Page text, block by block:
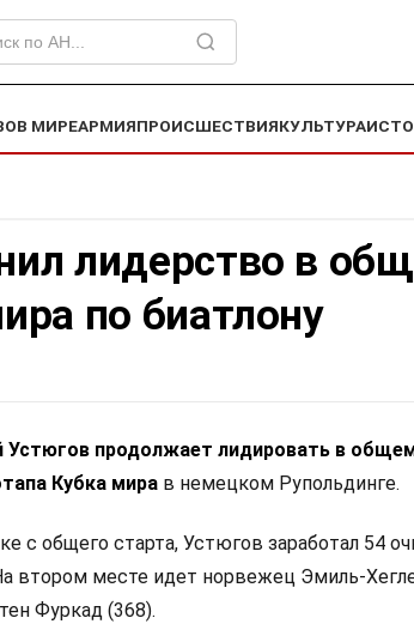
В МИРЕАРМИЯПРОИСШЕСТВИЯКУЛЬТУРА
лидерство в
по биатлону
Устюгов продолжает лидировать в
Кубка мира в немецком Рупольдинге.
с общего старта, Устюгов заработал 54
втором месте идет норвежец Эмиль-
Фуркад (368).